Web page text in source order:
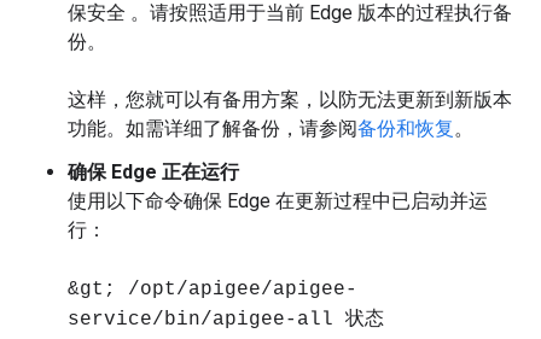
保安全 。请按照适用于当前 Edge 版本的过程执行备
份。
这样，您就可以有备用方案，以防无法更新到新版本
功能。如需详细了解备份，请参阅备份和恢复。
确保 Edge 正在运行
使用以下命令确保 Edge 在更新过程中已启动并运
行：
&gt; /opt/apigee/apigee-
service/bin/apigee-all 状态